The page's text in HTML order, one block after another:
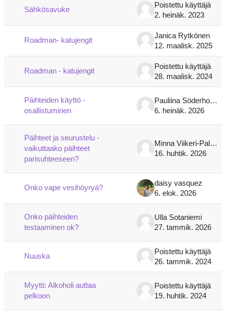
Sähkösavuke
Poistettu käyttäjä
2. heinäk. 2023
Roadman- katujengit
Janica Rytkönen
12. maalisk. 2025
Roadman - katujengit
Poistettu käyttäjä
28. maalisk. 2024
Päihteiden käyttö -
osallistuminen
Pauliina Söderholm
6. heinäk. 2026
Päihteet ja seurustelu -
vaikuttaako päihteet
parisuhteeseen?
Minna Viikeri-Paloniemi
16. huhtik. 2026
Onko vape vesihöyryä?
daisy vasquez
6. elok. 2026
Onko päihteiden
testaaminen ok?
Ulla Sotaniemi
27. tammik. 2026
Nuuska
Poistettu käyttäjä
26. tammik. 2024
Myytti: Alkoholi auttaa
pelkoon
Poistettu käyttäjä
19. huhtik. 2024